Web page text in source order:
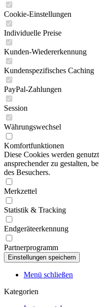
Cookie-Einstellungen
Individuelle Preise
Kunden-Wiedererkennung
Kundenspezifisches Caching
PayPal-Zahlungen
Session
Währungswechsel
Komfortfunktionen
Diese Cookies werden
ansprechender zu gestalten,
des Besuchers.
Merkzettel
Statistik & Tracking
Endgeräteerkennung
Partnerprogramm
Menü schließen
Kategorien